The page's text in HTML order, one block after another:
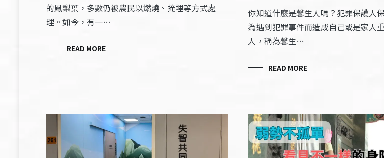
的鳳梨葉，多數仍被農民以燃燒、掩埋等方式處
理。如今，有一…
READ MORE
你知道什麼是馨生人嗎？犯罪保護人
為遇到犯罪事件而造成自己或是家人
人，稱為馨生…
READ MORE